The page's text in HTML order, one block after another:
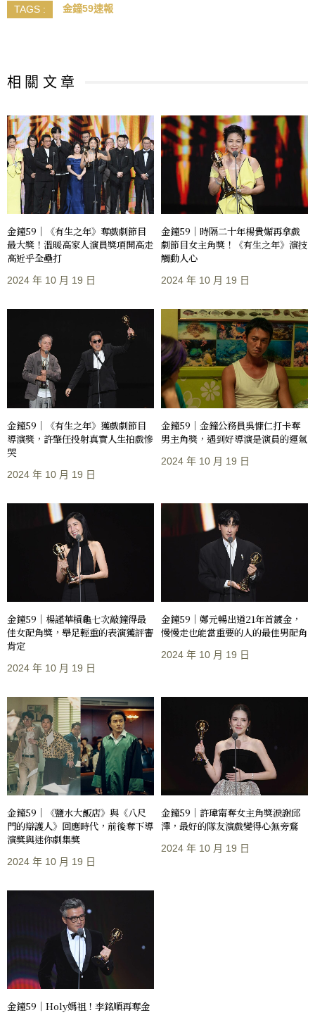
TAGS : 金鐘59速報
相 關 文 章
金鐘59｜《有生之年》奪戲劇節目
最大獎！溫暖高家人演員獎項開高走
高近乎全壘打
2024 年 10 月 19 日
金鐘59｜時隔二十年楊貴媚再拿戲
劇節目女主角獎！《有生之年》演技
觸動人心
2024 年 10 月 19 日
金鐘59｜《有生之年》獲戲劇節目
導演獎，許肇任投射真實人生拍戲慘
哭
2024 年 10 月 19 日
金鐘59｜金鐘公務員吳慷仁打卡奪
男主角獎，遇到好導演是演員的運氣
2024 年 10 月 19 日
金鐘59｜楊謹華槓龜七次敲鐘得最
佳女配角獎，舉足輕重的表演獲評審
肯定
2024 年 10 月 19 日
金鐘59｜鄭元暢出道21年首鍍金，
慢慢走也能當重要的人的最佳男配角
2024 年 10 月 19 日
金鐘59｜《鹽水大飯店》與《八尺
門的辯護人》回應時代，前後奪下導
演獎與迷你劇集獎
2024 年 10 月 19 日
金鐘59｜許瑋甯奪女主角獎淚謝邱
澤，最好的隊友演戲變得心無旁鶩
2024 年 10 月 19 日
金鐘59｜Holy媽祖！李銘順再奪金